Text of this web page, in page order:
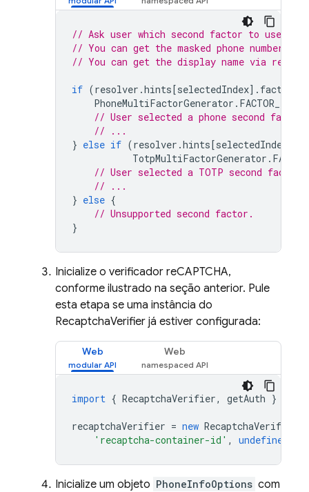
// Ask user which second factor to use.
// You can get the masked phone number
// You can get the display name via
if (resolver .hints[selectedIndex]. factorId
PhoneMultiFactorGenerator . FACTOR_ID
// User selected a phone second factor.
// ...
} else if (resolver .hints[selectedIndex
TotpMultiFactorGenerator .
// User selected a TOTP second factor.
// ...
} else {
// Unsupported second factor.
}
Inicialize o verificador reCAPTCHA,
conforme ilustrado na seção anterior. Pule
esta etapa se uma instância do
RecaptchaVerifier já estiver configurada:
Web Web
import { RecaptchaVerifier, getAuth }
recaptchaVerifier = new RecaptchaVerifier
'recaptcha-container-id' , undefined
Inicialize um objeto PhoneInfoOptions com